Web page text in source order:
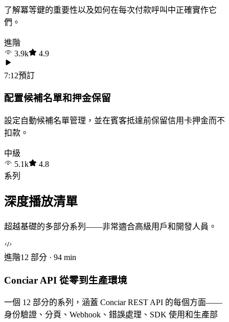
了解冪等鍵的重要性以及如何在每次付款呼叫中正確實作它
們。
進階
3.9k
4.9
7:12預訂
配置候補名單和押金保留
設定自動候補名單管理，並在賓客抵達前保留信用卡押金而不
扣款。
中級
5.1k
4.8
系列
深度播放清單
超越基礎的多部分系列——非常適合高級用戶和開發人員。
進階12 部分 · 94 min
Conciar API 從零到生產環境
一個 12 部分的系列，涵蓋 Conciar REST API 的每個方面——
身份驗證、分頁、Webhook、錯誤處理、SDK 使用和生產部